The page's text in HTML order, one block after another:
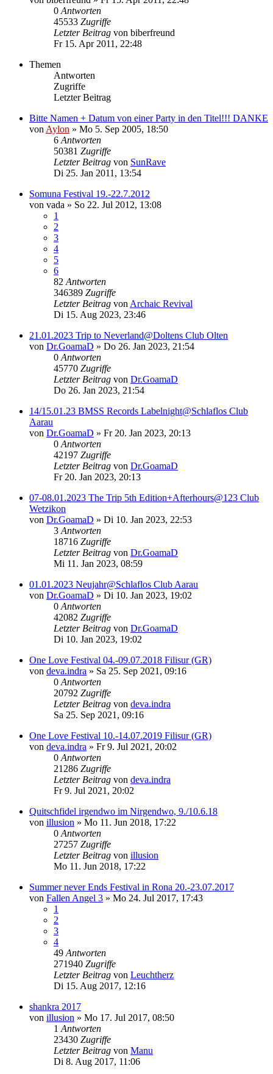
0 Antworten
45533 Zugriffe
Letzter Beitrag von biberfreund
Fr 15. Apr 2011, 22:48
Themen
Antworten
Zugriffe
Letzter Beitrag
Bitte Namen + Datum von einer Party in den Titel!!! DANKE
von Aylon » Mo 5. Sep 2005, 18:50
6 Antworten
50381 Zugriffe
Letzter Beitrag von SunRave
Di 25. Jan 2011, 13:54
Somuna Festival 19.-22.7.2012
von vada » So 22. Jul 2012, 13:08
1
2
3
4
5
6
82 Antworten
346389 Zugriffe
Letzter Beitrag von Archaic Revival
Di 15. Aug 2023, 23:46
21.01.2023 Trip to Neverland@Doltens Club Olten
von Dr.GoamaD » Do 26. Jan 2023, 21:54
0 Antworten
45770 Zugriffe
Letzter Beitrag von Dr.GoamaD
Do 26. Jan 2023, 21:54
14/15.01.23 BMSS Records Labelnight@Schlaflos Club
Aarau
von Dr.GoamaD » Fr 20. Jan 2023, 20:13
0 Antworten
42197 Zugriffe
Letzter Beitrag von Dr.GoamaD
Fr 20. Jan 2023, 20:13
07-08.01.2023 The Trip 5th Edition+Afterhours@123 Club
Wetzikon
von Dr.GoamaD » Di 10. Jan 2023, 22:53
3 Antworten
18716 Zugriffe
Letzter Beitrag von Dr.GoamaD
Mi 11. Jan 2023, 08:59
01.01.2023 Neujahr@Schlaflos Club Aarau
von Dr.GoamaD » Di 10. Jan 2023, 19:02
0 Antworten
42082 Zugriffe
Letzter Beitrag von Dr.GoamaD
Di 10. Jan 2023, 19:02
One Love Festival 04.-09.07.2018 Filisur (GR)
von deva.indra » Sa 25. Sep 2021, 09:16
0 Antworten
20792 Zugriffe
Letzter Beitrag von deva.indra
Sa 25. Sep 2021, 09:16
One Love Festival 10.-14.07.2019 Filisur (GR)
von deva.indra » Fr 9. Jul 2021, 20:02
0 Antworten
21286 Zugriffe
Letzter Beitrag von deva.indra
Fr 9. Jul 2021, 20:02
Quitschfidel irgendwo im Nirgendwo, 9./10.6.18
von illusion » Mo 11. Jun 2018, 17:22
0 Antworten
27257 Zugriffe
Letzter Beitrag von illusion
Mo 11. Jun 2018, 17:22
Summer never Ends Festival in Rona 20.-23.07.2017
von Fallen Angel 3 » Mo 24. Jul 2017, 17:43
1
2
3
4
49 Antworten
271940 Zugriffe
Letzter Beitrag von Leuchtherz
Di 15. Aug 2017, 12:16
shankra 2017
von illusion » Mo 17. Jul 2017, 08:50
1 Antworten
23430 Zugriffe
Letzter Beitrag von Manu
Di 8. Aug 2017, 11:06